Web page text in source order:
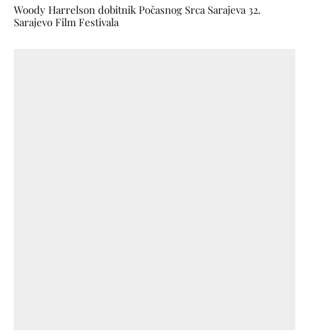
Woody Harrelson dobitnik Počasnog Srca Sarajeva 32.
Sarajevo Film Festivala